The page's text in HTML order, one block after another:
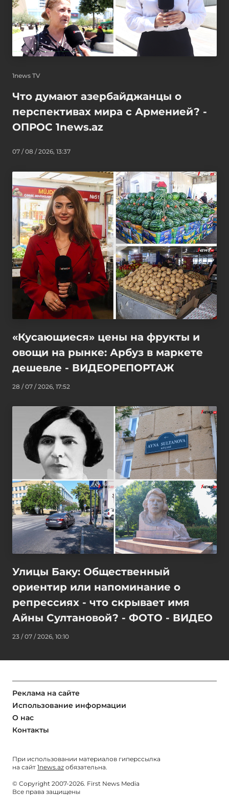
1news TV
Что думают азербайджанцы о
перспективах мира с Арменией? -
ОПРОС 1news.az
07 / 08 / 2026, 13:37
«Кусающиеся» цены на фрукты и
овощи на рынке: Арбуз в маркете
дешевле - ВИДЕОРЕПОРТАЖ
28 / 07 / 2026, 17:52
Улицы Баку: Общественный
ориентир или напоминание о
репрессиях - что скрывает имя
Айны Султановой? - ФОТО - ВИДЕО
23 / 07 / 2026, 10:10
Реклама на сайте
Использование информации
О нас
Контакты
При использовании материалов гиперссылка
на сайт 1news.az обязательна.
© Copyright 2007-2026. First News Media
Все права защищены